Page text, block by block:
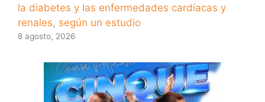
la diabetes y las enfermedades cardíacas y
renales, según un estudio
8 agosto, 2026